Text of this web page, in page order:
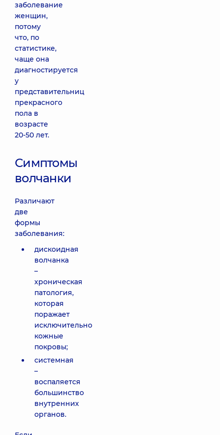
заболевание
женщин,
потому
что, по
статистике,
чаще она
диагностируется
у
представительниц
прекрасного
пола в
возрасте
20-50 лет.
Симптомы
волчанки
Различают
две
формы
заболевания:
дискоидная
волчанка
–
хроническая
патология,
которая
поражает
исключительно
кожные
покровы;
системная
–
воспаляется
большинство
внутренних
органов.